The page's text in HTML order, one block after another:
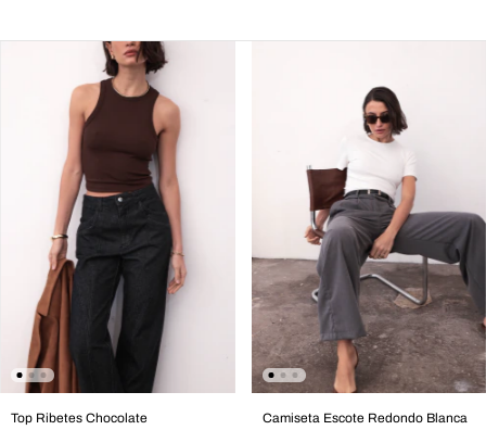
Top Ribetes Chocolate Camiseta Escote Redondo Blanca